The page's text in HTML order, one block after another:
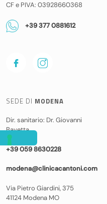
CF e PIVA: 03928660368
+39 377 0881612
SEDE DI MODENA
Dir. sanitario: Dr. Giovanni
Bavetta
+39 059 8630228
modena@clinicacantoni.com
Via Pietro Giardini, 375
41124 Modena MO